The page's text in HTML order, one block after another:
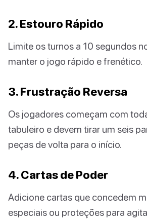
2. Estouro Rápido
Limite os turnos a 10 segundos
manter o jogo rápido e frenético.
3. Frustração Reversa
Os jogadores começam com
tabuleiro e devem tirar um seis
peças de volta para o início.
4. Cartas de Poder
Adicione cartas que concedem
especiais ou proteções para